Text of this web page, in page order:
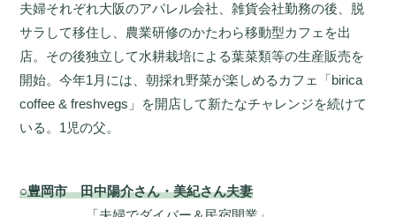
夫婦それぞれ大阪のアパレル会社、雑貨会社勤務の後、脱
サラして移住し、農業研修のかたわら移動型カフェを出
店。その後独立して水耕栽培による葉菜類等の生産販売を
開始。今年1月には、朝採れ野菜が楽しめるカフェ「birica
coffee & freshvegs」を開店して新たなチャレンジを続けて
いる。1児の父。
○豊岡市 田中陽介さん・美紀さん夫妻